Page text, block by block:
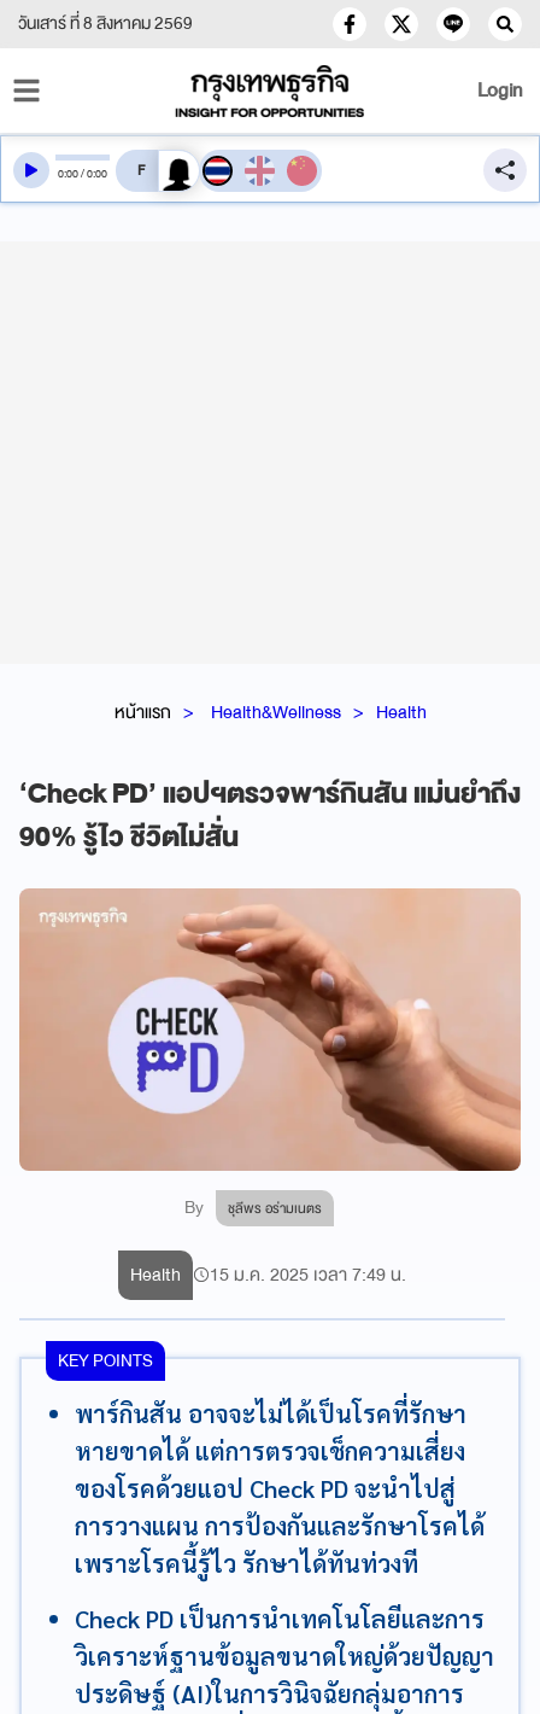
วันเสาร์ ที่ 8 สิงหาคม 2569
Login
หน้าแรก Health&Wellness Health
‘Check PD’ แอปฯตรวจพาร์กินสัน แม่นยำถึง
90% รู้ไว ชีวิตไม่สั่น
By ชุลีพร อร่ามเนตร
0:00/0:00 สลับเสียงอ่าน
Health 15 ม.ค. 2025 เวลา 7:49 น.
KEY POINTS
พาร์กินสัน อาจจะไม่ได้เป็นโรคที่รักษา
หายขาดได้ แต่การตรวจเช็กความเสี่ยง
ของโรคด้วยแอป Check PD จะนำไปสู่
การวางแผน การป้องกันและรักษาโรคได้
เพราะโรคนี้รู้ไว รักษาได้ทันท่วงที
Check PD เป็นการนำเทคโนโลยีและการ
วิเคราะห์ฐานข้อมูลขนาดใหญ่ด้วยปัญญา
ประดิษฐ์ (AI)ในการวินิจฉัยกลุ่มอาการ